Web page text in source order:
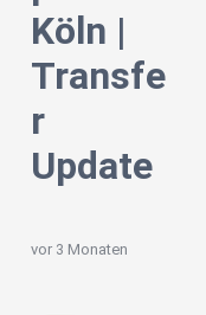
Köln |
Transfe
r
Update
vor 3 Monaten